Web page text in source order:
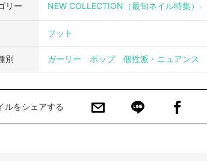
リー NEW COLLECTION（最旬ネイル特集）
フット
別 ガーリー ポップ 個性派・ニュアンス
ルをシェアする